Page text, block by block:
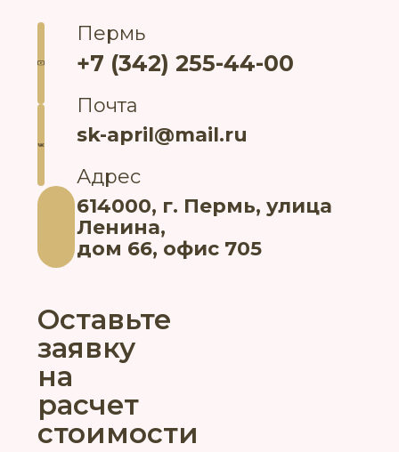
Оставьте
заявку
на
расчет
стоимости
Пермь
+7 (342) 255-44-00
Почта
sk-april@mail.ru
Адрес
614000, г. Пермь, улица
Ленина,
дом 66, офис 705